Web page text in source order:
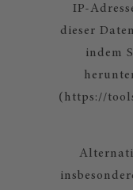
IP-
dieser
indem
(https://